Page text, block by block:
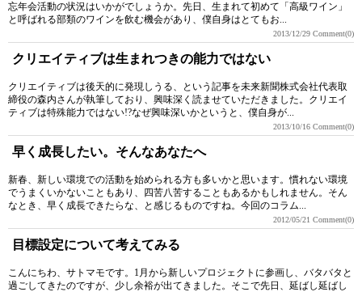
忘年会活動の状況はいかがでしょうか。先日、生まれて初めて「高級ワイン」
と呼ばれる部類のワインを飲む機会があり、僕自身はとてもお...
2013/12/29 Comment(0)
クリエイティブは生まれつきの能力ではない
クリエイティブは後天的に発現しうる、という記事を未来新聞株式会社代表取
締役の森内さんが執筆しており、興味深く読ませていただきました。クリエイ
ティブは特殊能力ではない!?なぜ興味深いかというと、僕自身が...
2013/10/16 Comment(0)
早く成長したい。そんなあなたへ
新春、新しい環境での活動を始められる方も多いかと思います。慣れない環境
でうまくいかないこともあり、四苦八苦することもあるかもしれません。そん
なとき、早く成長できたらな、と感じるものですね。今回のコラム...
2012/05/21 Comment(0)
目標設定について考えてみる
こんにちわ、サトマモです。1月から新しいプロジェクトに参画し、バタバタと
過ごしてきたのですが、少し余裕が出てきました。そこで先日、延ばし延ばし